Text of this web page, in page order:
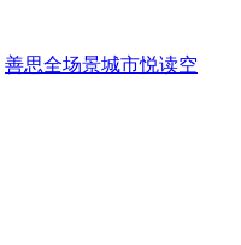
善思全场景城市悦读空